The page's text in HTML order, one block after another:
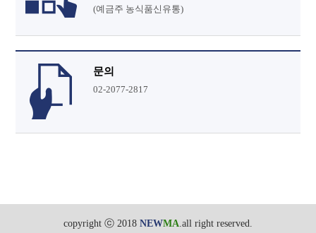
(예금주 농식품신유통)
문의
02-2077-2817
copyright ⓒ 2018 NEWMA.all right reserved.